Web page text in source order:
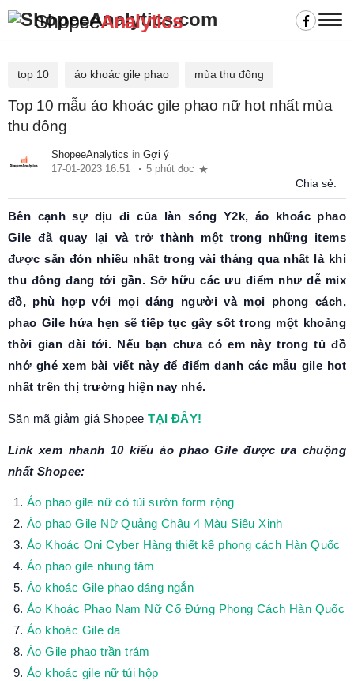
ShopeeAnalytics
top 10 áo khoác gile phao mùa thu đông
Top 10 mẫu áo khoác gile phao nữ hot nhất mùa
thu đông
ShopeeAnalytics in Gợi ý
17-01-2023 16:51
5 phút đọc
Chia sẻ:
Bên cạnh sự dịu đi của làn sóng Y2k, áo khoác phao
Gile đã quay lại và trở thành một trong những items
được săn đón nhiều nhất trong vài tháng qua nhất là khi
thu đông đang tới gần. Sở hữu các ưu điểm như dễ mix
đồ, phù hợp với mọi dáng người và mọi phong cách,
phao Gile hứa hẹn sẽ tiếp tục gây sốt trong một khoảng
thời gian dài tới. Nếu bạn chưa có em này trong tủ đồ
nhớ ghé xem bài viết này để điểm danh các mẫu gile hot
nhất trên thị trường hiện nay nhé.
Săn mã giảm giá ShopeeTẠI ĐÂY!
Link xem nhanh 10 kiểu áo phao Gile được ưa chuộng
nhất Shopee:
Áo phao gile nữ có túi sườn form rộng
Áo phao Gile Nữ Quảng Châu 4 Màu Siêu Xinh
Áo Khoác Oni Cyber Hàng thiết kế phong cách Hàn Quốc
Áo phao gile nhung tăm
Áo khoác Gile phao dáng ngắn
Áo Khoác Phao Nam Nữ Cổ Đứng Phong Cách Hàn Quốc
Áo khoác Gile da
Áo Gile phao trần trám
Áo khoác gile nữ túi hộp